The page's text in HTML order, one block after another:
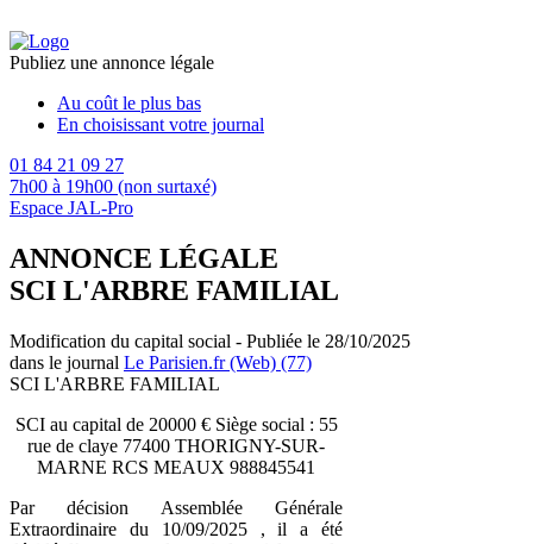
Publiez une annonce légale
Au coût le plus bas
En choisissant votre journal
01 84 21 09 27
7h00 à 19h00 (non surtaxé)
Espace JAL-Pro
ANNONCE LÉGALE
SCI L'ARBRE FAMILIAL
Modification du capital social - Publiée le 28/10/2025
dans le journal Le Parisien.fr (Web) (77)
SCI L'ARBRE FAMILIAL
SCI au capital de 20000 € Siège social : 55
rue de claye 77400 THORIGNY-SUR-
MARNE RCS MEAUX 988845541
Par décision Assemblée Générale
Extraordinaire du 10/09/2025 , il a été